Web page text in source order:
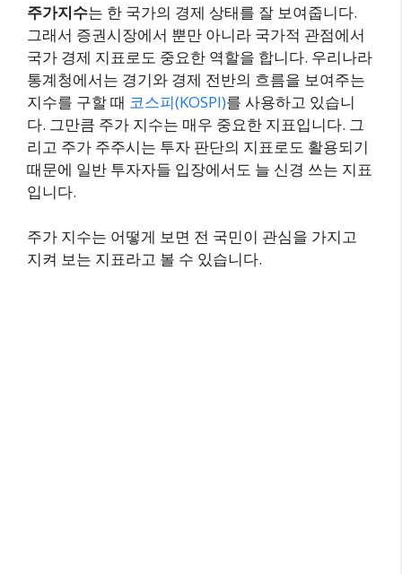
주가지수는 한 국가의 경제 상태를 잘 보여줍니다.
그래서 증권시장에서 뿐만 아니라 국가적 관점에서
국가 경제 지표로도 중요한 역할을 합니다. 우리나라
통계청에서는 경기와 경제 전반의 흐름을 보여주는
지수를 구할 때 코스피(KOSPI)를 사용하고 있습니
다. 그만큼 주가 지수는 매우 중요한 지표입니다. 그
리고 주가 주주시는 투자 판단의 지표로도 활용되기
때문에 일반 투자자들 입장에서도 늘 신경 쓰는 지표
입니다.
주가 지수는 어떻게 보면 전 국민이 관심을 가지고
지켜 보는 지표라고 볼 수 있습니다.